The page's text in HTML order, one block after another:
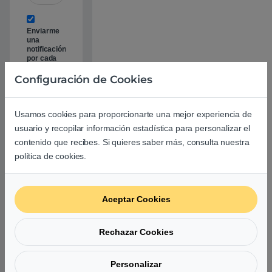
Enviarme
una
notificación
por cada
respuesta
ctos
nados
Configuración de Cookies
Usamos cookies para proporcionarte una mejor experiencia de
usuario y recopilar información estadística para personalizar el
contenido que recibes. Si quieres saber más, consulta nuestra
política de cookies.
Aceptar Cookies
Rechazar Cookies
Personalizar